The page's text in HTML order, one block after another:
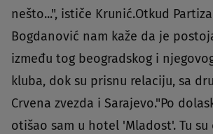
nešto...", ističe Krunić.Otkud
Bogdanović nam kaže da je
između tog beogradskog i
kluba, dok su prisnu relaciju, sa
Crvena zvezda i Sarajevo."Po
otišao sam u hotel 'Mladost'. Tu su